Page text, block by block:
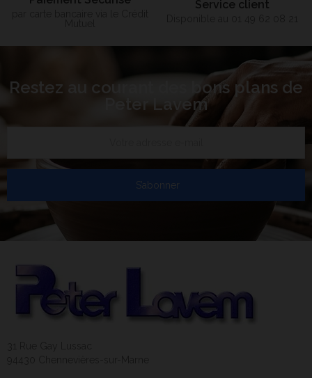
Service client
Restez au courant des bons plans de
Peter Lavem
S’abonner